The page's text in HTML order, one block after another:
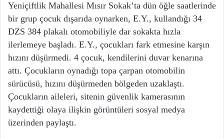
Yeniçiftlik Mahallesi Mısır Sokak’ta dün öğle saatlerinde
bir grup çocuk dışarıda oynarken, E.Y., kullandığı 34
DZS 384 plakalı otomobiliyle dar sokakta hızla
ilerlemeye başladı. E.Y., çocukları fark etmesine karşın
hızını düşürmedi. 4 çocuk, kendilerini duvar kenarına
attı. Çocukların oynadığı topa çarpan otomobilin
sürücüsü, hızını düşürmeden bölgeden uzaklaştı.
Çocukların aileleri, sitenin güvenlik kamerasının
kaydettiği olaya ilişkin görüntüleri sosyal medya
üzerinden paylaştı.